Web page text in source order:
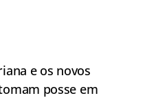
e os novos
posse em